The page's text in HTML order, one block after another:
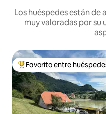
Los huéspedes están de
muy valoradas por
Favorito entre huéspedes
Favorito entre